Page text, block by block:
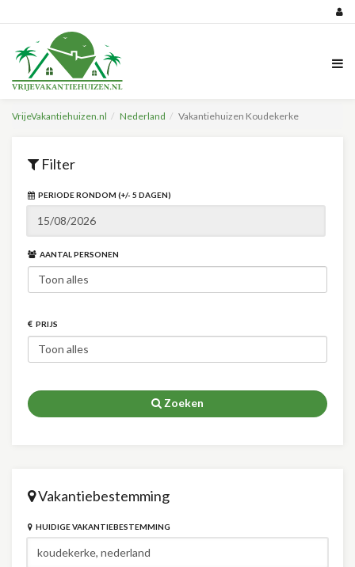
VrijeVakantiehuizen.nl Nederland Vakantiehuizen Koudekerke
Filter
PERIODE RONDOM (+/- 5 DAGEN)
AANTAL PERSONEN
PRIJS
Zoeken
Vakantiebestemming
HUIDIGE VAKANTIEBESTEMMING